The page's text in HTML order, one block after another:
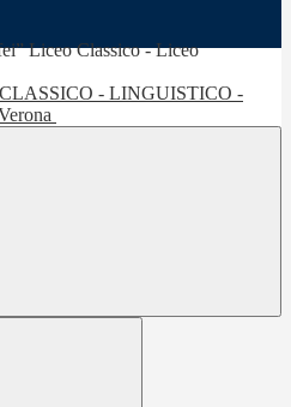
CLASSICO - LINGUISTICO -